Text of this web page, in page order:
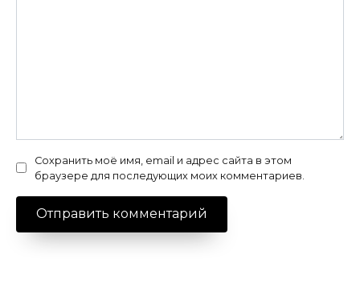
Сохранить моё имя, email и адрес сайта в этом
браузере для последующих моих комментариев.